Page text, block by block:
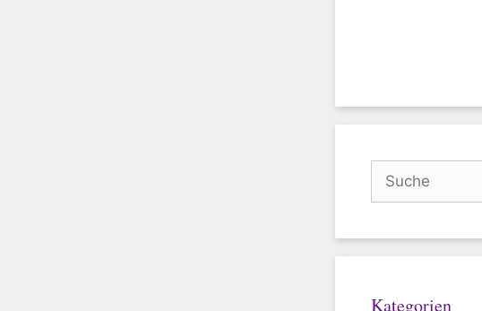
Kategorien